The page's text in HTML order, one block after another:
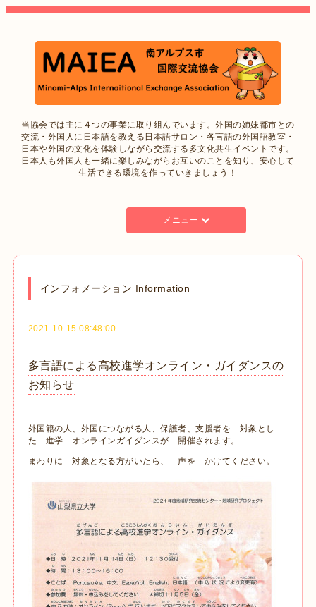
当協会では主に４つの事業に取り組んでいます。外国の姉妹都市との
交流・外国人に日本語を教える日本語サロン・各言語の外国語教室・
日本や外国の文化を体験しながら交流する多文化共生イベントです。
日本人も外国人も一緒に楽しみながらお互いのことを知り、安心して
生活できる環境を作っていきましょう！
メニュー
インフォメーション Information
2021-10-15 08:48:00
多言語による高校進学オンライン・ガイダンスの
お知らせ
外国籍の人、外国につながる人、保護者、支援者を 対象とし
た 進学 オンラインガイダンスが 開催されます。
まわりに 対象となる方がいたら、 声を かけてください。